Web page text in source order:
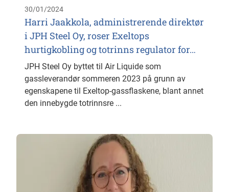
30/01/2024
Harri Jaakkola, administrerende direktør
i JPH Steel Oy, roser Exeltops
hurtigkobling og totrinns regulator for…
JPH Steel Oy byttet til Air Liquide som
gassleverandør sommeren 2023 på grunn av
egenskapene til Exeltop-gassflaskene, blant annet
den innebygde totrinnsre ...